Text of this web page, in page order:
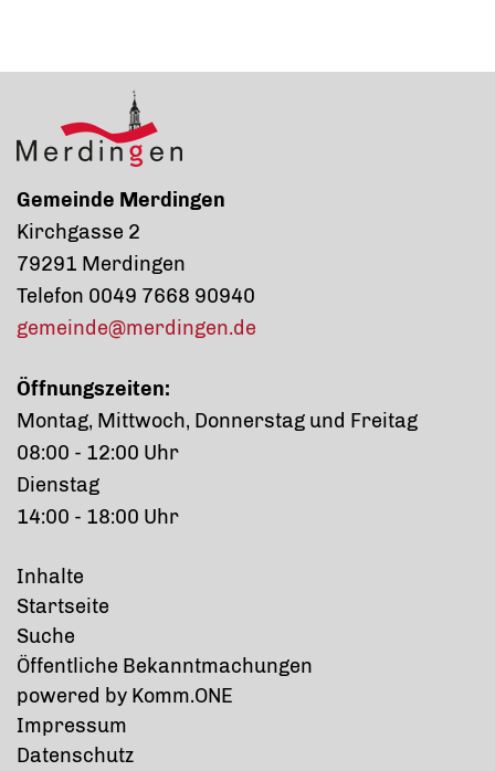
Gemeinde Merdingen
Kirchgasse 2
79291 Merdingen
Telefon 0049 7668 90940
gemeinde@merdingen.de
Öffnungszeiten:
Montag, Mittwoch, Donnerstag und Freitag
08:00 - 12:00 Uhr
Dienstag
14:00 - 18:00 Uhr
Inhalte
Startseite
Suche
Öffentliche Bekanntmachungen
powered by Komm.ONE
Impressum
Datenschutz